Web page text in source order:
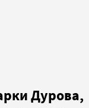
Дурова,